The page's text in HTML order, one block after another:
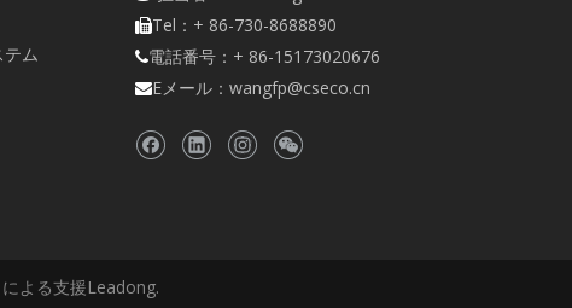
ム
Tel：+ 86-730-8688890
電話番号：+ 86-15173020676
Eメール： wangfp@cseco.cn
よる支援Leadong.